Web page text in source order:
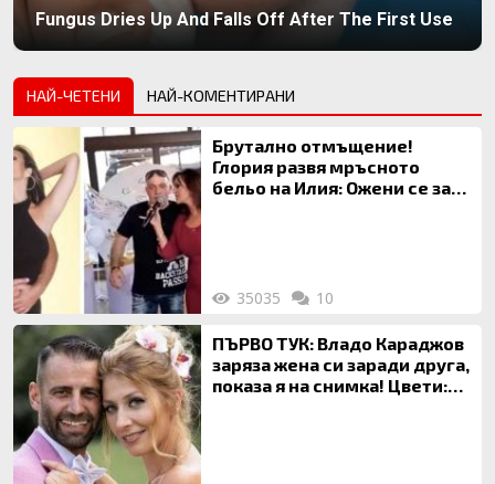
Fungus Dries Up And Falls Off After The First Use
НАЙ-ЧЕТЕНИ НАЙ-КОМЕНТИРАНИ
Брутално отмъщение!
Глория развя мръсното
бельо на Илия: Ожени се за
35035 10
ПЪРВО ТУК: Владо Караджов
заряза жена си заради друга,
показа я на снимка! Цвети: